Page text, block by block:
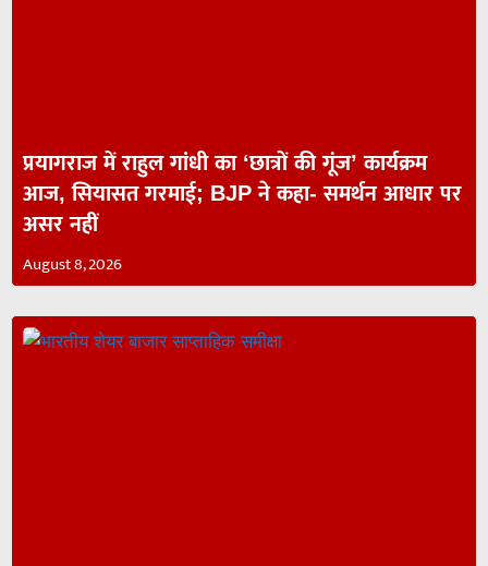
प्रयागराज में राहुल गांधी का ‘छात्रों की गूंज’ कार्यक्रम
आज, सियासत गरमाई; BJP ने कहा- समर्थन आधार पर
असर नहीं
August 8, 2026